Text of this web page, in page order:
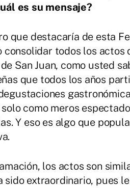
es su mensaje?
que destacaría de esta
consolidar todos los
San Juan, como usted
que todos los años
como meros
Y eso es algo que
los actos son
sido extraordinario, pues